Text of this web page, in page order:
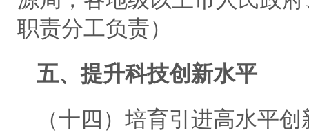
职责分工负责）
五、提升科技创新水平
（十四）培育引进高水平